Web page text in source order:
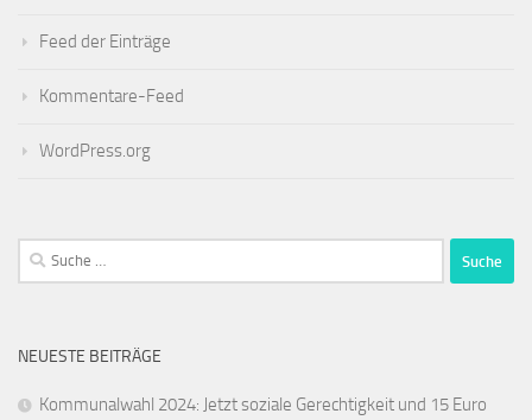
Feed der Einträge
Kommentare-Feed
WordPress.org
Suche
nach:
NEUESTE BEITRÄGE
Kommunalwahl 2024: Jetzt soziale Gerechtigkeit und 15 Euro